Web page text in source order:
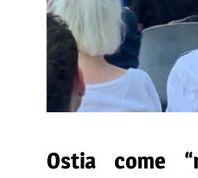
Ostia come